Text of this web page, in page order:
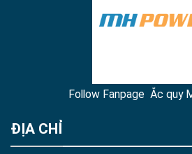
Follow Fanpage Ắc quy
ĐỊA CHỈ